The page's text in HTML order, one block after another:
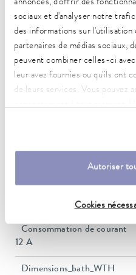
annonces, d'offrir des
sociaux et d'analyser notre
des informations sur l'utilisation
partenaires de médias sociaux,
peuvent combiner celles-ci
leur avez fournies ou qu'ils ont
de leurs services. Vous pouvez
Autoriser
Cookies
20 ... 100 °C
Plage de température de
-30 ... 100 °C
Plage de température
5 ... 40 °C
Constance de la température
Heating_range
Consommation de courant
12 A
Dimensions_bath_WTH